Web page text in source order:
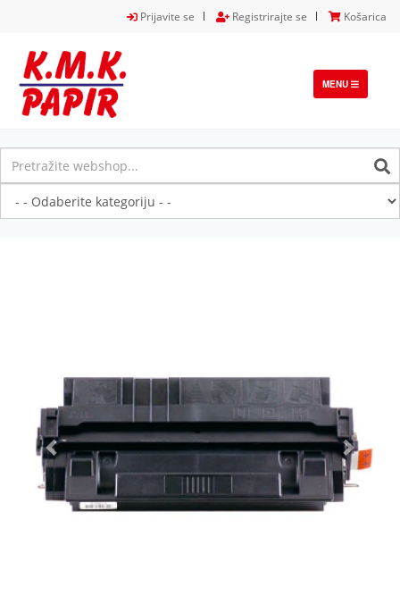
Prijavite se Registrirajte se Košarica
TOGGLE
NAVIGATION
MENU